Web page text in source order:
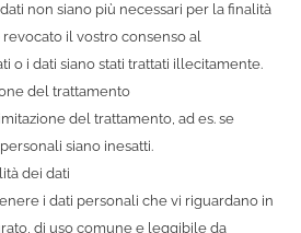
non siano più necessari per la finalità
il vostro consenso al
o i dati siano stati trattati illecitamente.
del trattamento
del trattamento, ad es. se
siano inesatti.
dei dati
i dati personali che vi riguardano in
di uso comune e leggibile da